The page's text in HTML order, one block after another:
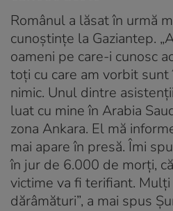
Românul a lăsat în urmă
cunoștințe la Gaziantep.
oameni pe care-i cunosc
toți cu care am vorbit
nimic. Unul dintre
luat cu mine în Arabia
zona Ankara. El mă
mai apare în presă. Îmi
în jur de 6.000 de morți,
victime va fi terifiant.
dărâmături”, a mai spus